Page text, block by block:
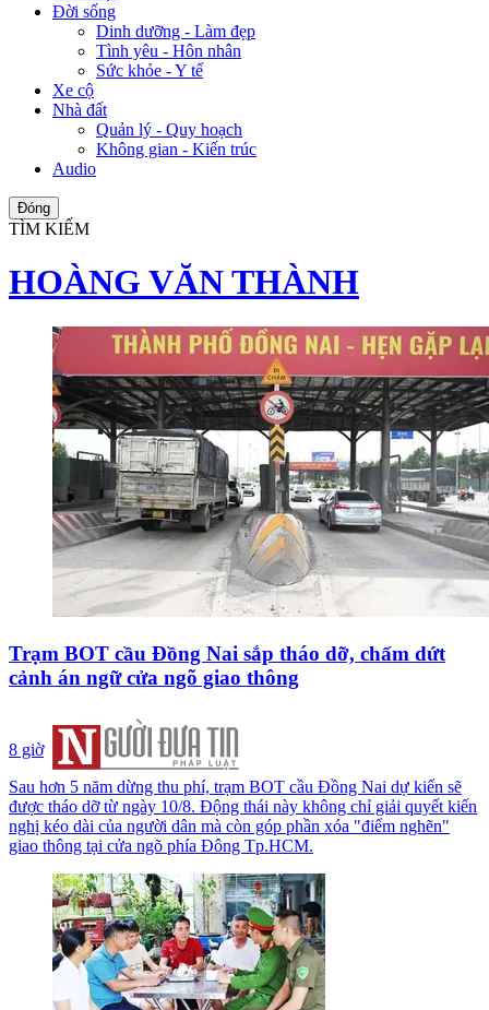
Đời sống
Dinh dưỡng - Làm đẹp
Tình yêu - Hôn nhân
Sức khỏe - Y tế
Xe cộ
Nhà đất
Quản lý - Quy hoạch
Không gian - Kiến trúc
Audio
Đóng
TÌM KIẾM
HOÀNG VĂN THÀNH
Trạm BOT cầu Đồng Nai sắp tháo dỡ, chấm dứt
cảnh án ngữ cửa ngõ giao thông
8 giờ
Sau hơn 5 năm dừng thu phí, trạm BOT cầu Đồng Nai dự kiến sẽ
được tháo dỡ từ ngày 10/8. Động thái này không chỉ giải quyết kiến
nghị kéo dài của người dân mà còn góp phần xóa "điểm nghẽn"
giao thông tại cửa ngõ phía Đông Tp.HCM.